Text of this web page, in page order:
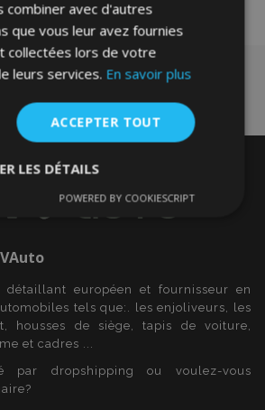
européen et fournisseur en
tels que:. les enjoliveurs, les
housses de siège, tapis de voiture,
et cadres ...
par dropshipping ou voulez-vous
combiner avec d'autres
que vous leur avez fournies
collectées lors de votre
leurs services. En savoir plus
ACCEPTER TOUT
LES DÉTAILS
Performance Ciblage
Fonctionnalité
POWERED BY COOKIESCRIPT